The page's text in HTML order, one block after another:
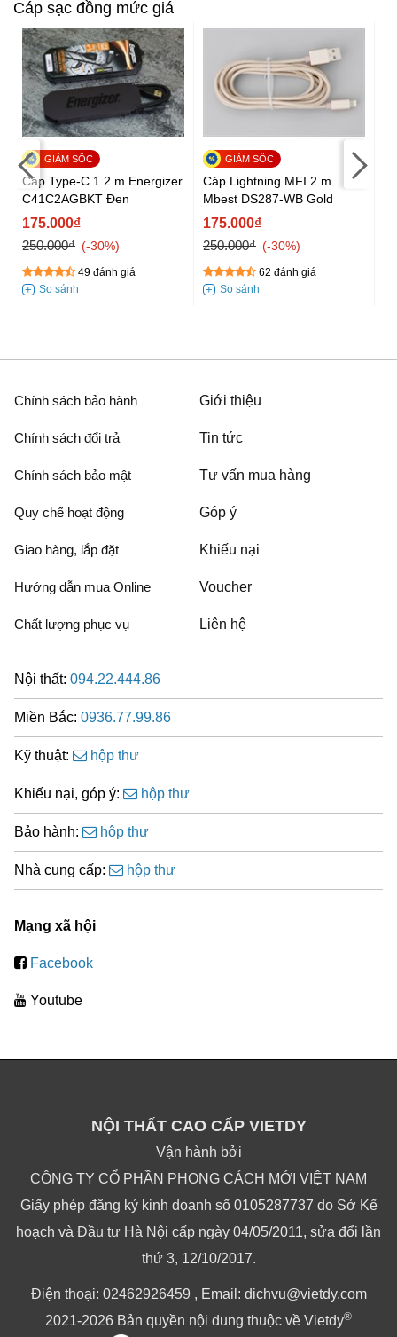
Cáp sạc đồng mức giá
Cáp Type-C 1.2 m Energizer
C41C2AGBKT Đen
175.000₫
250.000₫
-30%
49 đánh giá
Cáp Lightning MFI 2 m
Mbest DS287-WB Gold
175.000₫
250.000₫
-30%
62 đánh giá
Chính sách bảo hành
Chính sách đổi trả
Chính sách bảo mật
Quy chế hoạt động
Giao hàng, lắp đặt
Hướng dẫn mua Online
Chất lượng phục vụ
Giới thiệu
Tin tức
Tư vấn mua hàng
Góp ý
Khiếu nại
Voucher
Liên hệ
Nội thất: 094.22.444.86
Miền Bắc: 0936.77.99.86
Kỹ thuật: hộp thư
Khiếu nại, góp ý: hộp thư
Bảo hành: hộp thư
Nhà cung cấp: hộp thư
Mạng xã hội
Facebook
Youtube
NỘI THẤT CAO CẤP VIETDY
Vận hành bởi
CÔNG TY CỔ PHẦN PHONG CÁCH MỚI VIỆT NAM
Giấy phép đăng ký kinh doanh số 0105287737 do Sở Kế
hoạch và Đầu tư Hà Nội cấp ngày 04/05/2011, sửa đổi lần
thứ 3, 12/10/2017.
Điện thoại: 02462926459 , Email: dichvu@vietdy.com
2021-2026 Bản quyền nội dung thuộc về Vietdy®